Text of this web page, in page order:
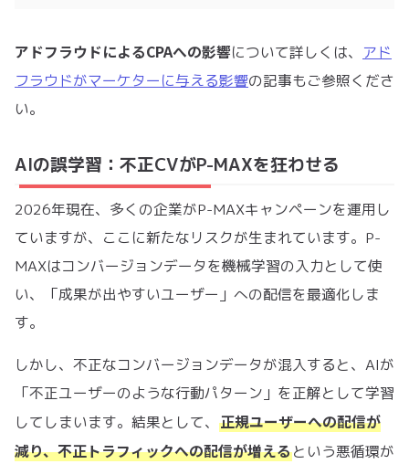
アドフラウドによるCPAへの影響について詳しくは、 アド
フラウドがマーケターに与える影響の記事もご参照くださ
い。
AIの誤学習：不正CVがP-MAXを狂わせる
2026年現在、多くの企業がP-MAXキャンペーンを運用し
ていますが、ここに新たなリスクが生まれています。P-
MAXはコンバージョンデータを機械学習の入力として使
い、「成果が出やすいユーザー」への配信を最適化しま
す。
しかし、不正なコンバージョンデータが混入すると、AIが
「不正ユーザーのような行動パターン」を正解として学習
してしまいます。結果として、 正規ユーザーへの配信が
減り、不正トラフィックへの配信が増えるという悪循環が